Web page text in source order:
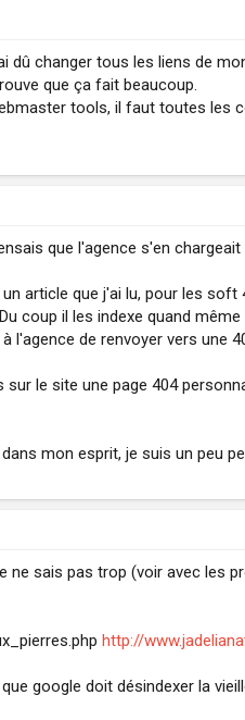
dû changer tous les liens de
que ça fait beaucoup.
tools, il faut toutes les
que l'agence s'en chargeait
article que j'ai lu, pour les soft
coup il les indexe quand
l'agence de renvoyer vers une
sur le site une page 404
mon esprit, je suis un peu
ne sais pas trop (voir avec
http://
google doit désindexer la